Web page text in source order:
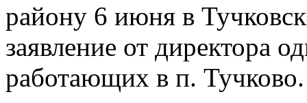
району 6 июня в
заявление от директора
работающих в п. Тучково.